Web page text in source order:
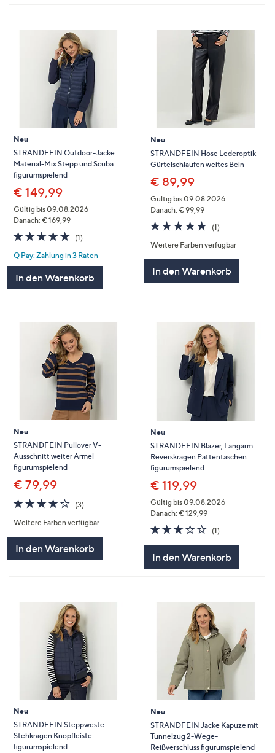
Neu
STRANDFEIN Outdoor-Jacke
Material-Mix Stepp und Scuba
figurumspielend
€ 149,99
Gültig bis 09.08.2026
Danach: € 169,99
5.0
von
5
(1)1
Q Pay: Zahlung in 3 Raten
In den Warenkorb
Neu
STRANDFEIN Hose Lederoptik
Gürtelschlaufen weites Bein
€ 89,99
Gültig bis 09.08.2026
Danach: € 99,99
5.0
von
5
(1)1
Weitere Farben verfügbar
In den Warenkorb
Neu
STRANDFEIN Pullover V-
Ausschnitt weiter Ärmel
figurumspielend
€ 79,99
4.0
von
5
(3)3
Weitere Farben verfügbar
In den Warenkorb
Neu
STRANDFEIN Blazer, Langarm
Reverskragen Pattentaschen
figurumspielend
€ 119,99
Gültig bis 09.08.2026
Danach: € 129,99
3.0
von
(1)1
In den Warenkorb
Neu
STRANDFEIN Steppweste
Stehkragen Knopfleiste
figurumspielend
Neu
STRANDFEIN Jacke Kapuze mit
Tunnelzug 2-Wege-
Reißverschluss figurumspielend